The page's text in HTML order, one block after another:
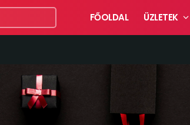
FŐOLDAL ÜZLETEK